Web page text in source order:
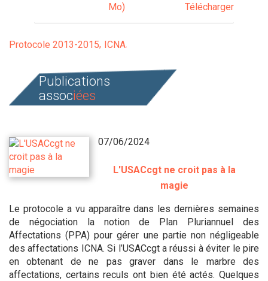
Mo)
Télécharger
Protocole 2013-2015 ICNA
Publications
associées
07/06/2024
L'USACcgt ne croit pas à la
magie
Le protocole a vu apparaître dans les dernières semaines
de négociation la notion de Plan Pluriannuel des
Affectations (PPA) pour gérer une partie non négligeable
des affectations ICNA. Si l’USACcgt a réussi à éviter le pire
en obtenant de ne pas graver dans le marbre des
affectations, certains reculs ont bien été actés. Quelques